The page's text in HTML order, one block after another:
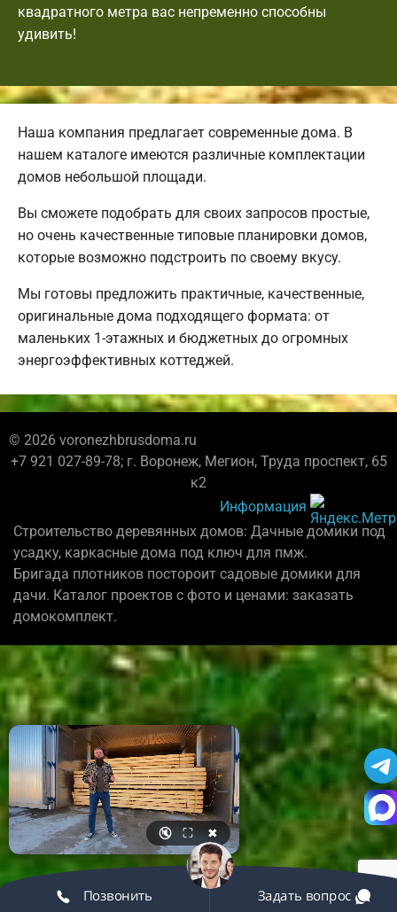
квадратного метра вас непременно способны
удивить!
Наша компания предлагает современные дома. В
нашем каталоге имеются различные комплектации
домов небольшой площади.
Вы сможете подобрать для своих запросов простые,
но очень качественные типовые планировки домов,
которые возможно подстроить по своему вкусу.
Мы готовы предложить практичные, качественные,
оригинальные дома подходящего формата: от
маленьких 1-этажных и бюджетных до огромных
энергоэффективных коттеджей.
© 2026 voronezhbrusdoma.ru
+7 921 027-89-78; г. Воронеж, Мегион, Труда проспект, 65
к2
Информация
Строительство деревянных домов: Дачные домики под
усадку, каркасные дома под ключ для пмж.
Бригада плотников постороит садовые домики для
дачи. Каталог проектов с фото и ценами: заказать
домокомплект.
🔇 ⛶ ✖
Позвонить Задать вопрос